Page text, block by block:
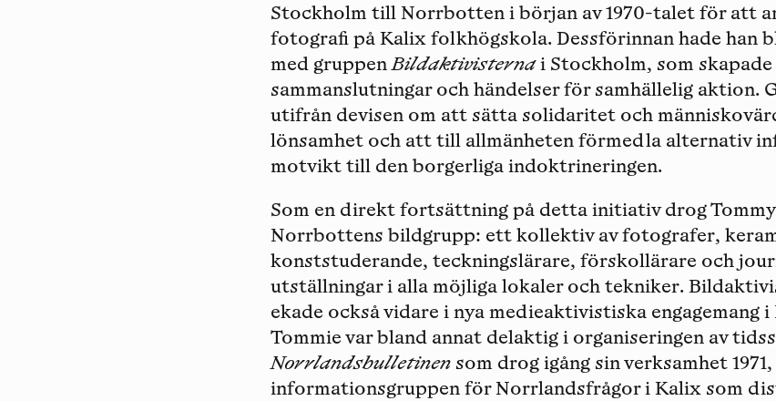
Stockholm till Norrbotten i början av 1970-talet för att
fotografi på Kalix folkhögskola. Dessförinnan hade han
med gruppenBildaktivisternai Stockholm, som
sammanslutningar och händelser för samhällelig aktion.
utifrån devisen om att sätta solidaritet och
lönsamhet och att till allmänheten förmedla alternativ
motvikt till den borgerliga indoktrineringen.
Som en direkt fortsättning på detta initiativ drog Tommy
Norrbottens bildgrupp: ett kollektiv av fotografer,
konststuderande, teckningslärare, förskollärare och
utställningar i alla möjliga lokaler och tekniker.
ekade också vidare i nya medieaktivistiska engagemang
Tommie var bland annat delaktig i organiseringen av
Norrlandsbulletinen som drog igång sin verksamhet
informationsgruppen för Norrlandsfrågor i Kalix som